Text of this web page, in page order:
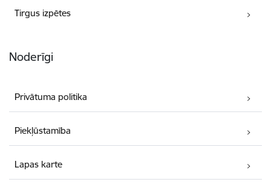
Tirgus izpētes
Noderīgi
Privātuma politika
Piekļūstamība
Lapas karte